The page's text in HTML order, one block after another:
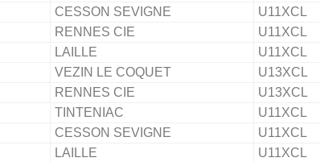
CESSON SEVIGNE U11XCL
RENNES CIE U11XCL
LAILLE U11XCL
VEZIN LE COQUET U13XCL
RENNES CIE U13XCL
TINTENIAC U11XCL
CESSON SEVIGNE U11XCL
LAILLE U11XCL